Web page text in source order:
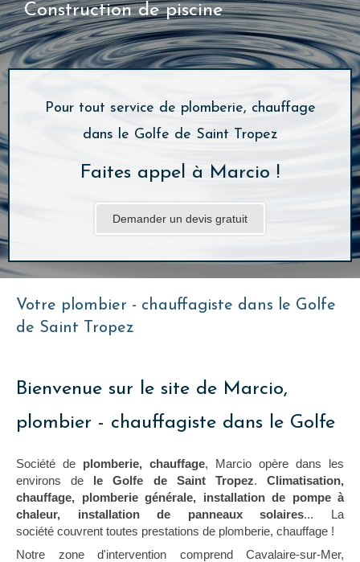
Construction de piscine
Pour tout service de plomberie, chauffage
dans le Golfe de Saint Tropez
Faites appel à Marcio !
Demander un devis gratuit
Votre plombier - chauffagiste dans le Golfe
de Saint Tropez
Bienvenue sur le site de Marcio,
plombier - chauffagiste dans le Golfe
Société de plomberie, chauffage, Marcio opère dans les
environs de le Golfe de Saint Tropez.Climatisation,
chauffage, plomberie générale, installation de pompe à
chaleur, installation de panneaux solaires... La
société couvrent toutes prestations de plomberie, chauffage !
Notre zone d'intervention comprend Cavalaire-sur-Mer,